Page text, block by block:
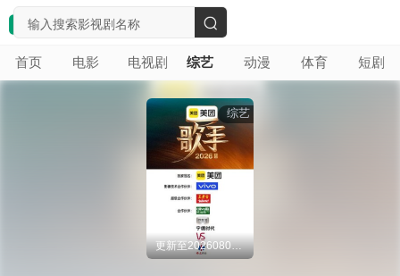
首页 电影 电视剧 综艺 动漫 体育 短剧
搜
索
综艺
更新至20260806期